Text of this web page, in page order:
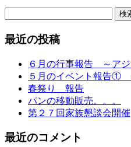
最近の投稿
６月の行事報告 ～アジ
５月のイベント報告①
春祭り 報告
パンの移動販売。。。
第２７回家族懇談会開催
最近のコメント